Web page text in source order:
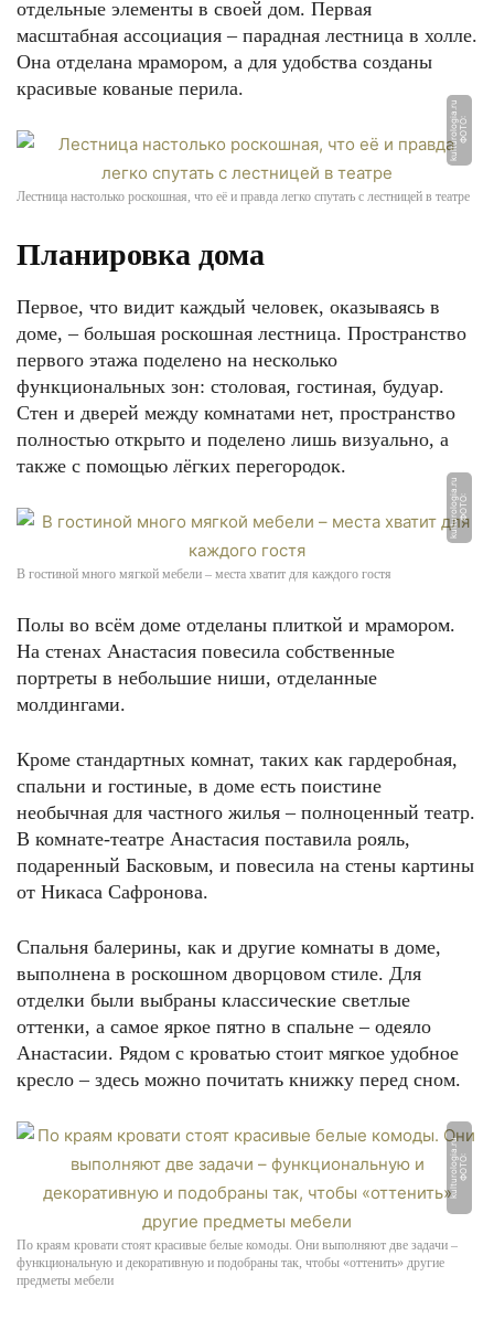
отдельные элементы в своей дом. Первая
масштабная ассоциация – парадная лестница в холле.
Она отделана мрамором, а для удобства созданы
красивые кованые перила.
Ф
О
Т
О:
k
ul
t
u
r
ol
o
gi
a.
r
u
Лестница настолько роскошная, что её и правда легко спутать с лестницей в театре
Планировка дома
Первое, что видит каждый человек, оказываясь в
доме, – большая роскошная лестница. Пространство
первого этажа поделено на несколько
функциональных зон: столовая, гостиная, будуар.
Стен и дверей между комнатами нет, пространство
полностью открыто и поделено лишь визуально, а
также с помощью лёгких перегородок.
Ф
О
Т
О:
k
ul
t
u
r
ol
o
gi
a.
r
u
В гостиной много мягкой мебели – места хватит для каждого гостя
Полы во всём доме отделаны плиткой и мрамором.
На стенах Анастасия повесила собственные
портреты в небольшие ниши, отделанные
молдингами.
Кроме стандартных комнат, таких как гардеробная,
спальни и гостиные, в доме есть поистине
необычная для частного жилья – полноценный театр.
В комнате-театре Анастасия поставила рояль,
подаренный Басковым, и повесила на стены картины
от Никаса Сафронова.
Спальня балерины, как и другие комнаты в доме,
выполнена в роскошном дворцовом стиле. Для
отделки были выбраны классические светлые
оттенки, а самое яркое пятно в спальне – одеяло
Анастасии. Рядом с кроватью стоит мягкое удобное
кресло – здесь можно почитать книжку перед сном.
Ф
О
Т
О:
k
ul
t
u
r
ol
o
gi
a.
r
u
По краям кровати стоят красивые белые комоды. Они выполняют две задачи –
функциональную и декоративную и подобраны так, чтобы «оттенить» другие
предметы мебели